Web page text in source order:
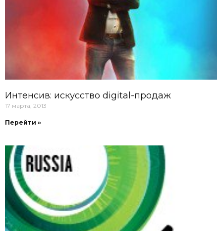
Интенсив: искусство digital-продаж
17 марта, 2013
Перейти »